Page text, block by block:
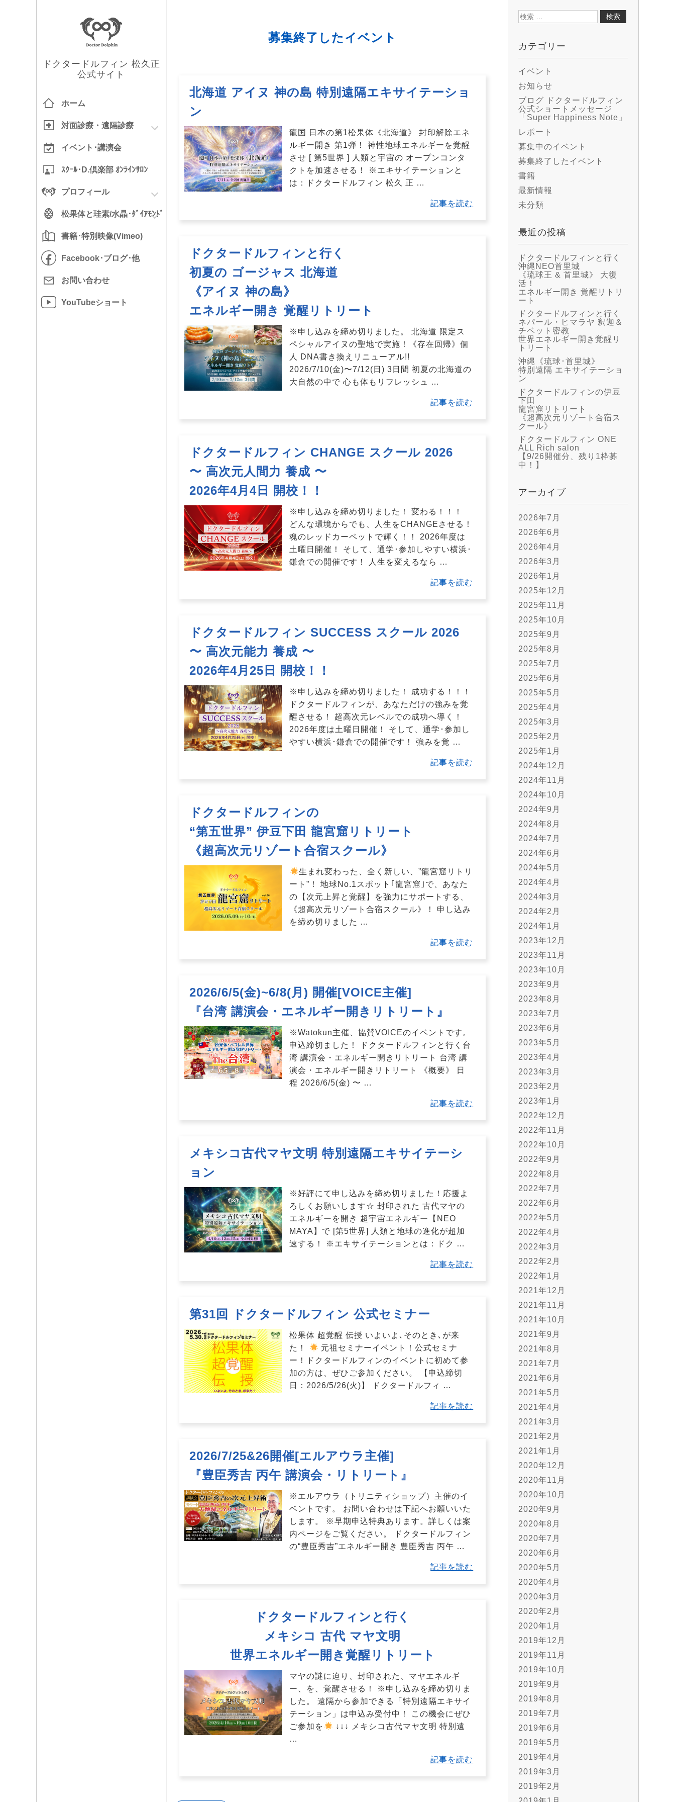
ドクタードルフィン 松久正
公式サイト
ホーム
対面診療 ・ 遠隔診療
イベント･講演会
ｽｸｰﾙ･ D.倶楽部 ｵﾝﾗｲﾝｻﾛﾝ
プロフィール
松果体と珪素/水晶･ﾀﾞｲｱﾓﾝﾄﾞ
書籍･特別映像(Vimeo)
Facebook･ブログ･他
お問い合わせ
YouTubeショート
募集終了したイベント
北海道 アイヌ 神の島 特別遠隔エキサイテーショ
ン
龍国 日本の第1松果体《北海道》 封印解除エネ
ルギー開き 第1弾！ 神性地球エネルギーを覚醒
させ [ 第5世界 ] 人類と宇宙の オープンコンタ
クトを加速させる！ ※エキサイテーションと
は：ドクタードルフィン 松久 正 …
記事を読む
ドクタードルフィンと行く
初夏の ゴージャス 北海道
《アイヌ 神の島》
エネルギー開き 覚醒リトリート
※申し込みを締め切りました。 北海道 限定ス
ペシャルアイヌの聖地で実施！《存在回帰》個
人 DNA書き換えリニューアル!!
2026/7/10(金)〜7/12(日) 3日間 初夏の北海道の
大自然の中で 心も体もリフレッシュ …
記事を読む
ドクタードルフィン CHANGE スクール 2026
〜 高次元人間力 養成 〜
2026年4月4日 開校！！
※申し込みを締め切りました！ 変わる！！！
どんな環境からでも、人生をCHANGEさせる！
魂のレッドカーペットで輝く！！ 2026年度は
土曜日開催！ そして、通学･参加しやすい横浜･
鎌倉での開催です！ 人生を変えるなら …
記事を読む
ドクタードルフィン SUCCESS スクール 2026
〜 高次元能力 養成 〜
2026年4月25日 開校！！
※申し込みを締め切りました！ 成功する！！！
ドクタードルフィンが、あなただけの強みを覚
醒させる！ 超高次元レベルでの成功へ導く！
2026年度は土曜日開催！ そして、通学･参加し
やすい横浜･鎌倉での開催です！ 強みを覚 …
記事を読む
ドクタードルフィンの
“第五世界” 伊豆下田 龍宮窟リトリート
《超高次元リゾート合宿スクール》
生まれ変わった、全く新しい、”龍宮窟リトリ
ート”！ 地球No.1スポット｢龍宮窟｣で、あなた
の【次元上昇と覚醒】を強力にサポートする、
《超高次元リゾート合宿スクール》！ 申し込み
を締め切りました …
記事を読む
2026/6/5(金)~6/8(月) 開催[VOICE主催]
『台湾 講演会・エネルギー開きリトリート』
※Watokun主催、協賛VOICEのイベントです。
申込締切ました！ ドクタードルフィンと行く台
湾 講演会・エネルギー開きリトリート 台湾 講
演会・エネルギー開きリトリート 《概要》 日
程 2026/6/5(金) 〜 …
記事を読む
メキシコ古代マヤ文明 特別遠隔エキサイテーシ
ョン
※好評にて申し込みを締め切りました！応援よ
ろしくお願いします☆ 封印された 古代マヤの
エネルギーを開き 超宇宙エネルギー【NEO
MAYA】で [第5世界] 人類と地球の進化が超加
速する！ ※エキサイテーションとは：ドク …
記事を読む
第31回 ドクタードルフィン 公式セミナー
松果体 超覚醒 伝授 いよいよ､そのとき､が来
た！
元祖セミナーイベント！公式セミナ
ー！ドクタードルフィンのイベントに初めて参
加の方は、ぜひご参加ください。 【申込締切
日：2026/5/26(火)】 ドクタードルフィ …
記事を読む
2026/7/25&26開催[エルアウラ主催]
『豊臣秀吉 丙午 講演会・リトリート』
※エルアウラ（トリニティショップ）主催のイ
ベントです。 お問い合わせは下記へお願いいた
します。 ※早期申込特典あります。詳しくは案
内ページをご覧ください。 ドクタードルフィン
の“豊臣秀吉”エネルギー開き 豊臣秀吉 丙午 …
記事を読む
ドクタードルフィンと行く
メキシコ 古代 マヤ文明
世界エネルギー開き覚醒リトリート
マヤの謎に迫り、封印された、マヤエネルギ
ー、を、覚醒させる！ ※申し込みを締め切りま
した。 遠隔から参加できる「特別遠隔エキサイ
テーション」は申込み受付中！ この機会にぜひ
ご参加を
↓↓↓ メキシコ古代マヤ文明 特別遠
…
記事を読む
検
カテゴリー
イベント
お知らせ
ブログ ドクタードルフィン
公式ショートメッセージ
「Super Happiness Note」
レポート
募集中のイベント
募集終了したイベント
書籍
最新情報
未分類
最近の投稿
ドクタードルフィンと行く
沖縄NEO首里城
《琉球王 & 首里城》 大復
活！
エネルギー開き 覚醒リトリ
ート
ドクタードルフィンと行く
ネパール・ヒマラヤ 釈迦＆
チベット密教
世界エネルギー開き覚醒リ
トリート
沖縄《琉球･首里城》
特別遠隔 エキサイテーショ
ン
ドクタードルフィンの伊豆
下田
龍宮窟リトリート
《超高次元リゾート合宿ス
クール》
ドクタードルフィン ONE
ALL Rich salon
【9/26開催分、残り1枠募
中！】
アーカイブ
2026年7月
2026年6月
2026年4月
2026年3月
2026年1月
2025年12月
2025年11月
2025年10月
2025年9月
2025年8月
2025年7月
2025年6月
2025年5月
2025年4月
2025年3月
2025年2月
2025年1月
2024年12月
2024年11月
2024年10月
2024年9月
2024年8月
2024年7月
2024年6月
2024年5月
2024年4月
2024年3月
2024年2月
2024年1月
2023年12月
2023年11月
2023年10月
2023年9月
2023年8月
2023年7月
2023年6月
2023年5月
2023年4月
2023年3月
2023年2月
2023年1月
2022年12月
2022年11月
2022年10月
2022年9月
2022年8月
2022年7月
2022年6月
2022年5月
2022年4月
2022年3月
2022年2月
2022年1月
2021年12月
2021年11月
2021年10月
2021年9月
2021年8月
2021年7月
2021年6月
2021年5月
2021年4月
2021年3月
2021年2月
2021年1月
2020年12月
2020年11月
2020年10月
2020年9月
2020年8月
2020年7月
2020年6月
2020年5月
2020年4月
2020年3月
2020年2月
2020年1月
2019年12月
2019年11月
2019年10月
2019年9月
2019年8月
2019年7月
2019年6月
2019年5月
2019年4月
2019年3月
2019年2月